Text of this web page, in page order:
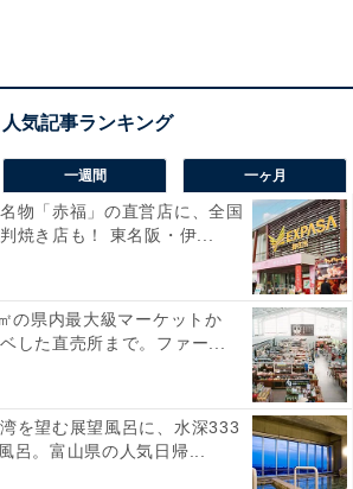
きな店が違う」からあげブーム
も！
あげ専門店について、「最近たくさ
めたので、どこがおいしいのか食べ
40代・静岡県）」「からあげ店が多
ので、家族でそれぞれ好きな店が違
一週間 一ヶ月
物「赤福」の直営店に、全国
焼き店も！ 東名阪・伊...
の県内最大級マーケットか
した直売所まで。ファー...
を望む展望風呂に、水深333
呂。富山県の人気日帰...